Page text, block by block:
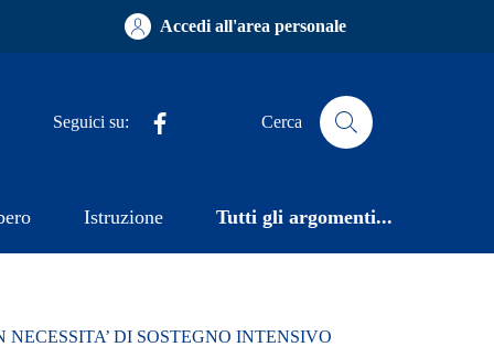
Accedi all'area personale
Seguici su: Cerca
Istruzione Tutti gli argomenti...
DI SOSTEGNO INTENSIVO